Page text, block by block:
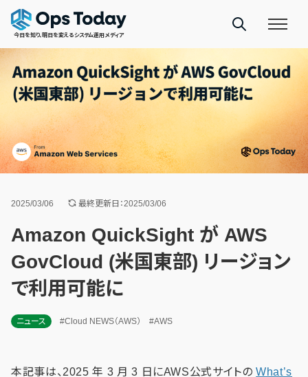
今日を知り、明日を変えるシステム運用メディア
2025/03/06 最終更新日：2025/03/06
Amazon QuickSight が AWS
GovCloud (米国東部) リージョン
で利用可能に
ニュース #Cloud NEWS（AWS） #AWS
本記事は、2025 年 3 月 3 日にAWS公式サイトのWhat’s